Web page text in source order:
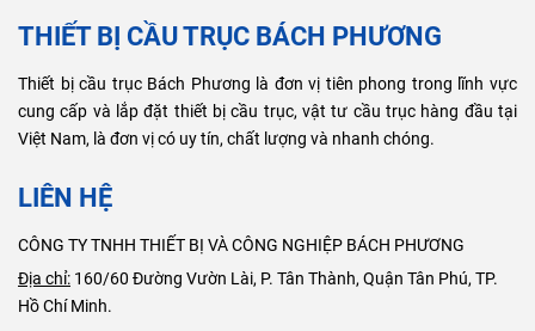
THIẾT BỊ CẦU TRỤC BÁCH PHƯƠNG
Thiết bị cầu trục Bách Phương là đơn vị tiên phong trong lĩnh vực
cung cấp và lắp đặt thiết bị cầu trục, vật tư cầu trục hàng đầu tại
Việt Nam, là đơn vị có uy tín, chất lượng và nhanh chóng.
LIÊN HỆ
CÔNG TY TNHH THIẾT BỊ VÀ CÔNG NGHIỆP BÁCH PHƯƠNG
Địa chỉ: 160/60 Đường Vườn Lài, P. Tân Thành, Quận Tân Phú, TP.
Hồ Chí Minh.